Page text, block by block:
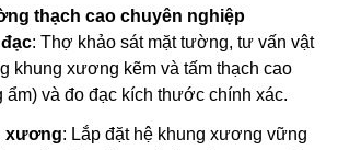
thạch cao chuyên nghiệp
: Thợ khảo sát mặt tường, tư vấn vật
khung xương kẽm và tấm thạch cao
ẩm) và đo đạc kích thước chính xác.
xương: Lắp đặt hệ khung xương vững